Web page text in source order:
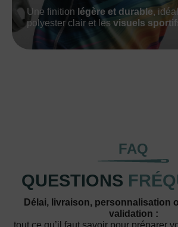
Une finition légère et durable,
polyester clair et les visuels
FAQ
QUESTIONS
Délai, livraison, personnalisation
validation :
tout ce qu’il faut savoir pour préparer